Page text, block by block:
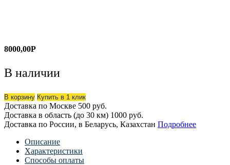
8000,00Р
В наличии
В корзину Купить в 1 клик
Доставка по Москве 500 руб.
Доставка в область (до 30 км) 1000 руб.
Доставка по России, в Беларусь, Казахстан Подробнее
Описание
Характеристики
Способы оплаты